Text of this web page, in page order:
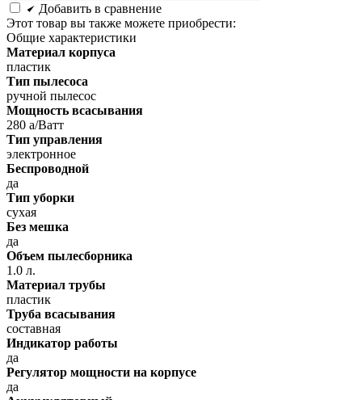
Добавить в сравнение
Этот товар вы также можете приобрести:
Общие характеристики
Материал корпуса
пластик
Тип пылесоса
ручной пылесос
Мощность всасывания
280 а/Ватт
Тип управления
электронное
Беспроводной
да
Тип уборки
сухая
Без мешка
да
Объем пылесборника
1.0 л.
Материал трубы
пластик
Труба всасывания
составная
Индикатор работы
да
Регулятор мощности на корпусе
да